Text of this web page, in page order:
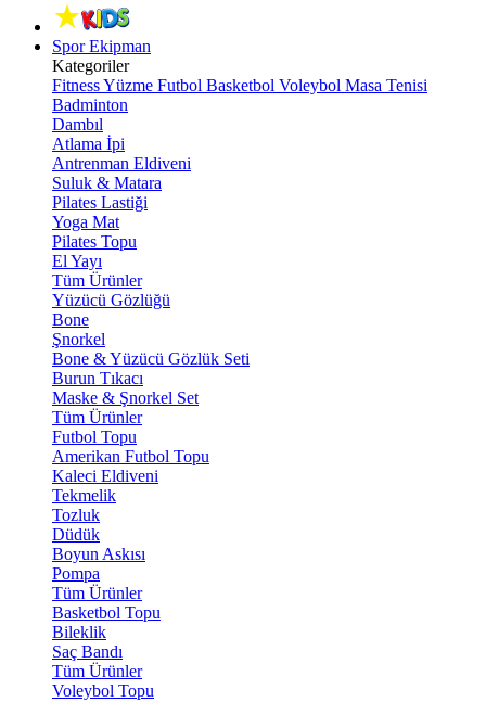
Spor Ekipman
Kategoriler
FitnessYüzme Futbol Basketbol Voleybol Masa Tenisi
Badminton
Dambıl
Atlama İpi
Antrenman Eldiveni
Suluk & Matara
Pilates Lastiği
Yoga Mat
Pilates Topu
El Yayı
Tüm Ürünler
Yüzücü Gözlüğü
Bone
Şnorkel
Bone & Yüzücü Gözlük Seti
Burun Tıkacı
Maske & Şnorkel Set
Tüm Ürünler
Futbol Topu
Amerikan Futbol Topu
Kaleci Eldiveni
Tekmelik
Tozluk
Düdük
Boyun Askısı
Pompa
Tüm Ürünler
Basketbol Topu
Bileklik
Saç Bandı
Tüm Ürünler
Voleybol Topu